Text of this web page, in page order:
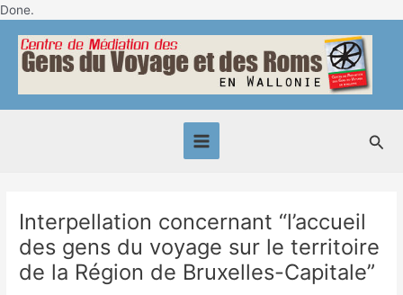
Done.
content
Main
Menu
Interpellation concernant “l’accueil
des gens du voyage sur le territoire
de la Région de Bruxelles-Capitale”
navigation